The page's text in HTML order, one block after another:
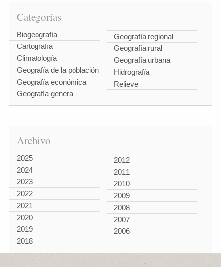
Categorías
Biogeografía
Cartografía
Climatología
Geografía de la población
Geografía económica
Geografía general
Geografía regional
Geografía rural
Geografía urbana
Hidrografía
Relieve
Archivo
2025
2024
2023
2022
2021
2020
2019
2018
2012
2011
2010
2009
2008
2007
2006